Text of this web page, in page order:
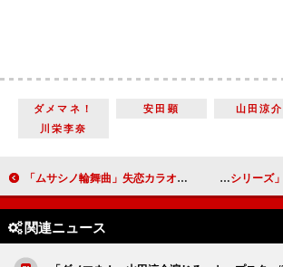
ダメマネ！ 安田顕
山田涼介
川栄李奈
「ムサシノ輪舞曲」失恋カラオケシーンが「最高」 “阿川”正門良規の恋模様に視聴者複雑「実ってほしい反面…」 Snow Manの向井康二が
関連ニュース